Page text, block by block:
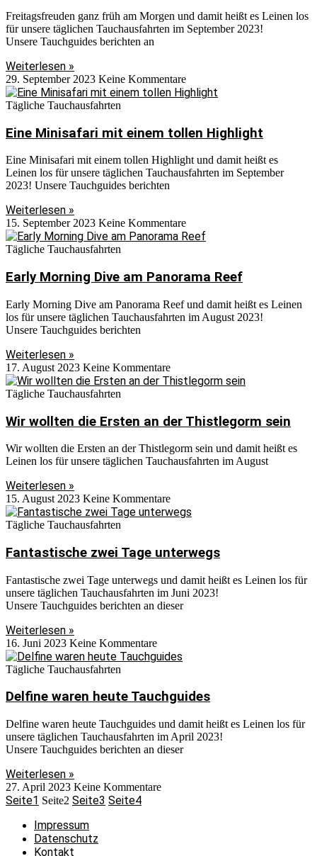
Freitagsfreuden ganz früh am Morgen und damit heißt es Leinen los
für unsere täglichen Tauchausfahrten im September 2023!
Unsere Tauchguides berichten an
Weiterlesen »
29. September 2023 Keine Kommentare
Tägliche Tauchausfahrten
Eine Minisafari mit einem tollen Highlight
Eine Minisafari mit einem tollen Highlight und damit heißt es
Leinen los für unsere täglichen Tauchausfahrten im September
2023! Unsere Tauchguides berichten
Weiterlesen »
15. September 2023 Keine Kommentare
Tägliche Tauchausfahrten
Early Morning Dive am Panorama Reef
Early Morning Dive am Panorama Reef und damit heißt es Leinen
los für unsere täglichen Tauchausfahrten im August 2023!
Unsere Tauchguides berichten
Weiterlesen »
17. August 2023 Keine Kommentare
Tägliche Tauchausfahrten
Wir wollten die Ersten an der Thistlegorm sein
Wir wollten die Ersten an der Thistlegorm sein und damit heißt es
Leinen los für unsere täglichen Tauchausfahrten im August
Weiterlesen »
15. August 2023 Keine Kommentare
Tägliche Tauchausfahrten
Fantastische zwei Tage unterwegs
Fantastische zwei Tage unterwegs und damit heißt es Leinen los für
unsere täglichen Tauchausfahrten im Juni 2023!
Unsere Tauchguides berichten an dieser
Weiterlesen »
16. Juni 2023 Keine Kommentare
Tägliche Tauchausfahrten
Delfine waren heute Tauchguides
Delfine waren heute Tauchguides und damit heißt es Leinen los für
unsere täglichen Tauchausfahrten im April 2023!
Unsere Tauchguides berichten an dieser
Weiterlesen »
27. April 2023 Keine Kommentare
Seite1 Seite2 Seite3 Seite4
Impressum
Datenschutz
Kontakt